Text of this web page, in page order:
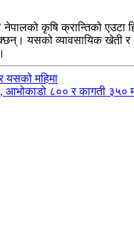
कृषि क्रान्तिको एउटा
यसको व्यावसायिक खेती र
महिमा
आभोकाडो ८०० र कागती ३५०